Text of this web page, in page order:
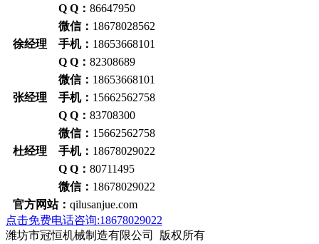
Q Q： 86647950
微信： 18678028562
徐经理 手机： 18653668101
Q Q： 82308689
微信： 18653668101
张经理 手机： 15662562758
Q Q： 83708300
微信： 15662562758
杜经理 手机： 18678029022
Q Q： 80711495
微信： 18678029022
官方网站： qilusanjue.com
点击免费电话咨询:18678029022
潍坊市冠恒机械制造有限公司 版权所有